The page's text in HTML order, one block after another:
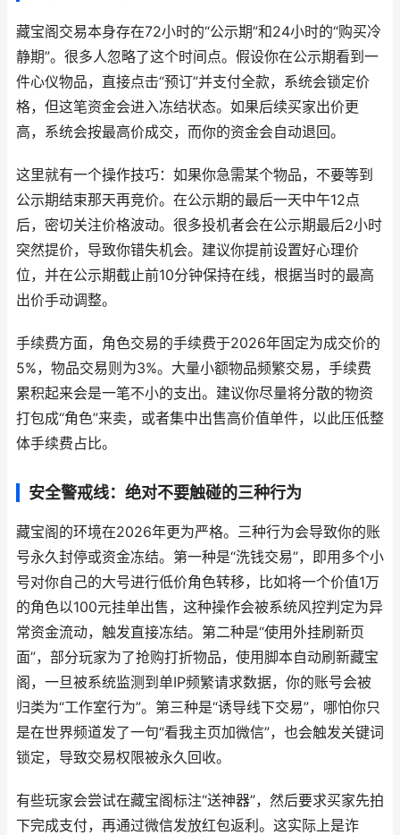
藏宝阁交易本身存在72小时的“公示期”和24小时的“购买冷
静期”。很多人忽略了这个时间点。假设你在公示期看到一
件心仪物品，直接点击“预订”并支付全款，系统会锁定价
格，但这笔资金会进入冻结状态。如果后续买家出价更
高，系统会按最高价成交，而你的资金会自动退回。
这里就有一个操作技巧：如果你急需某个物品，不要等到
公示期结束那天再竞价。在公示期的最后一天中午12点
后，密切关注价格波动。很多投机者会在公示期最后2小时
突然提价，导致你错失机会。建议你提前设置好心理价
位，并在公示期截止前10分钟保持在线，根据当时的最高
出价手动调整。
手续费方面，角色交易的手续费于2026年固定为成交价的
5%，物品交易则为3%。大量小额物品频繁交易，手续费
累积起来会是一笔不小的支出。建议你尽量将分散的物资
打包成“角色”来卖，或者集中出售高价值单件，以此压低整
体手续费占比。
安全警戒线：绝对不要触碰的三种行为
藏宝阁的环境在2026年更为严格。三种行为会导致你的账
号永久封停或资金冻结。第一种是“洗钱交易”，即用多个小
号对你自己的大号进行低价角色转移，比如将一个价值1万
的角色以100元挂单出售，这种操作会被系统风控判定为异
常资金流动，触发直接冻结。第二种是“使用外挂刷新页
面”，部分玩家为了抢购打折物品，使用脚本自动刷新藏宝
阁，一旦被系统监测到单IP频繁请求数据，你的账号会被
归类为“工作室行为”。第三种是“诱导线下交易”，哪怕你只
是在世界频道发了一句“看我主页加微信”，也会触发关键词
锁定，导致交易权限被永久回收。
有些玩家会尝试在藏宝阁标注“送神器”，然后要求买家先拍
下完成支付，再通过微信发放红包返利。这实际上是诈